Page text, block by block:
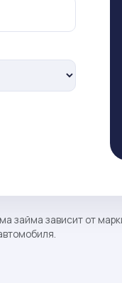
займа зависит от